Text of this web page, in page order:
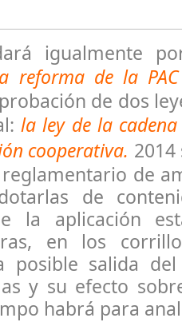
igualmente
reforma de la PAC
de dos
la ley de la
cooperativa.
de
de
la aplicación
en los
posible salida
y su efecto
habrá para